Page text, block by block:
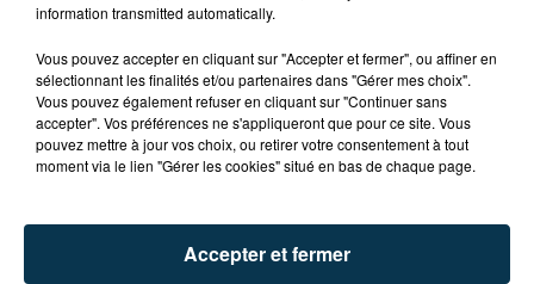
L’ASSE RÉDUIT FACE À SOCHAUX, UNE
PREMIÈRE VICTOIRE POUR NOS VERTS ?
information transmitted automatically.
Vous pouvez accepter en cliquant sur "Accepter et fermer", ou affiner en
sélectionnant les finalités et/ou partenaires dans "Gérer mes choix".
Vous pouvez également refuser en cliquant sur "Continuer sans
accepter". Vos préférences ne s'appliqueront que pour ce site. Vous
pouvez mettre à jour vos choix, ou retirer votre consentement à tout
moment via le lien "Gérer les cookies" situé en bas de chaque page.
Accepter et fermer